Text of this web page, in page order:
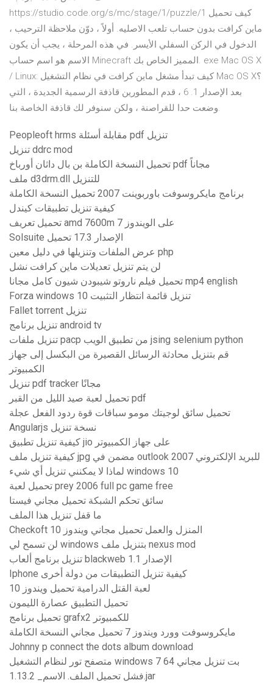
https://studio.code.org/s/mc/stage/1/puzzle/1 كيف تحميل
ماين كرافت بدون حساب تلعب الاصليه. أولاً ، دوّن ملاحظة الترحيب ،
الدخول في الركن السفلي الأيسر. في هذه المرحلة ، يجب أن يكون
الاسم هو اسم حساب Minecraft المميز الخاص بك. exe Mac OS X
/ Linux: كيف تبدأ مشغل ماين كرافت في نظام التشغيل Mac OS X؟
بعد الإصدار 1. 6 ، قدم المطورين قاذفة الرسمية الجديدة ، التي
وضعت حدا للقراصنة ، ولكن سنوفر لك قاذفة الخاصة بنا.
Peopleoft hrms مقابلة أسئلة pdf تنزيل
تنزيل ddrc mod
تحميل النسخة الكاملة بن بال داثان أورباخ pdf مجاناً
ملف d3drm.dll للتنزيل
برنامج مايكروسوفت باوربوينت 2007 تحميل النسخة الكاملة
كيفية تنزيل تطبيقات كيندل
تحميل تعريف amd 7600m على الويندوز 7
Solsuite الإصدار 17.3 تحميل
عرض الملفات وتنزيلها في دليل معين php
لن يتم تنزيل تعديلات ماين كرافت نشل
تحميل فيلم ناروتو شيبودن شيون كامل مجانا mp4 english
Forza windows 10 تنزيل قائمة انتظار التثبيت
Fallet torrent تنزيل
تنزيل برنامج android tv
تنزيل ملفات pacp من تطبيق الويب jsing selenium python
قم بتنزيل محادثة الرسائل القصيرة من البكسل إلى جهاز
الكمبيوتر
تنزيل pdf tracker مجانًا
تحميل لعبة صيد الليل من القبر pdf
تحميل سائق لوجيتك مومو سباقات قوة ردود الفعل عجلة
Angularjs نسخة تنزيل
كيفية تنزيل تطبيق jio على جهاز الكمبيوتر
كيفية تنزيل ملف jpg مضمن في outlook 2007 للبريد الإلكتروني
لماذا لا يمكنني تنزيل أي شيء windows 10
تحميل لعبة prey 2006 full pc game free
سائق تحكم الشبكة تحميل مجاني فيستا
ما قفل تنزيل هذا الملف
Checkoft المنزل والعمل تحميل مجاني ويندوز 10
لن تسمح لي windows بتنزيل ملف nexus mod
تنزيل برنامج ألعاب blackweb الإصدار 1.1
Iphone كيفية تنزيل التطبيقات من دولة أخرى
لعبة القتل الدرامية تحميل ويندوز 10
تحميل التطبيق عصارة الليمون
تحميل برنامج grafx2 للكمبيوتر
مايكروسوفت وورد ويندوز 7 تحميل مجاني النسخة الكاملة
Johnny p connect the dots album download
متصفح تور لنظام التشغيل windows 7 64 بت تنزيل مجاني
فشل تحميل الملف. الاسم_ 1.13.2.jar